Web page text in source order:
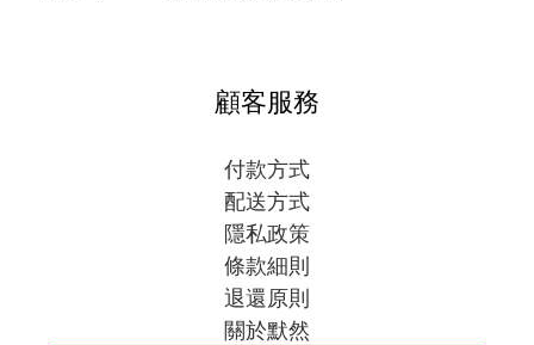
顧客服務
付款方式
配送方式
隱私政策
條款細則
退還原則
關於默然